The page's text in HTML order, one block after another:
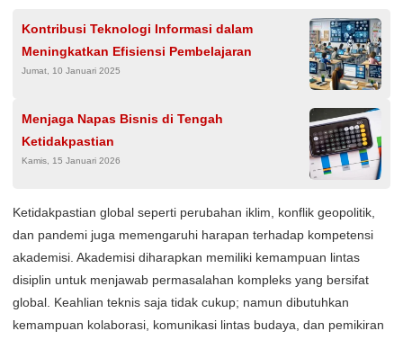
Kontribusi Teknologi Informasi dalam
Meningkatkan Efisiensi Pembelajaran
Jumat, 10 Januari 2025
Menjaga Napas Bisnis di Tengah
Ketidakpastian
Kamis, 15 Januari 2026
Ketidakpastian global seperti perubahan iklim, konflik geopolitik,
dan pandemi juga memengaruhi harapan terhadap kompetensi
akademisi. Akademisi diharapkan memiliki kemampuan lintas
disiplin untuk menjawab permasalahan kompleks yang bersifat
global. Keahlian teknis saja tidak cukup; namun dibutuhkan
kemampuan kolaborasi, komunikasi lintas budaya, dan pemikiran